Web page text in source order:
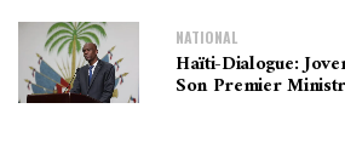
NATIONAL
Haïti-Dialogue:
Son Premier